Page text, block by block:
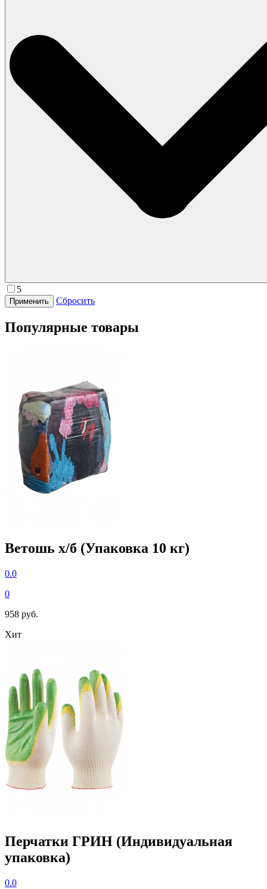
5
Сбросить
Популярные товары
Ветошь х/б (Упаковка 10 кг)
0.0
0
958 руб.
Хит
Перчатки ГРИН (Индивидуальная
упаковка)
0.0